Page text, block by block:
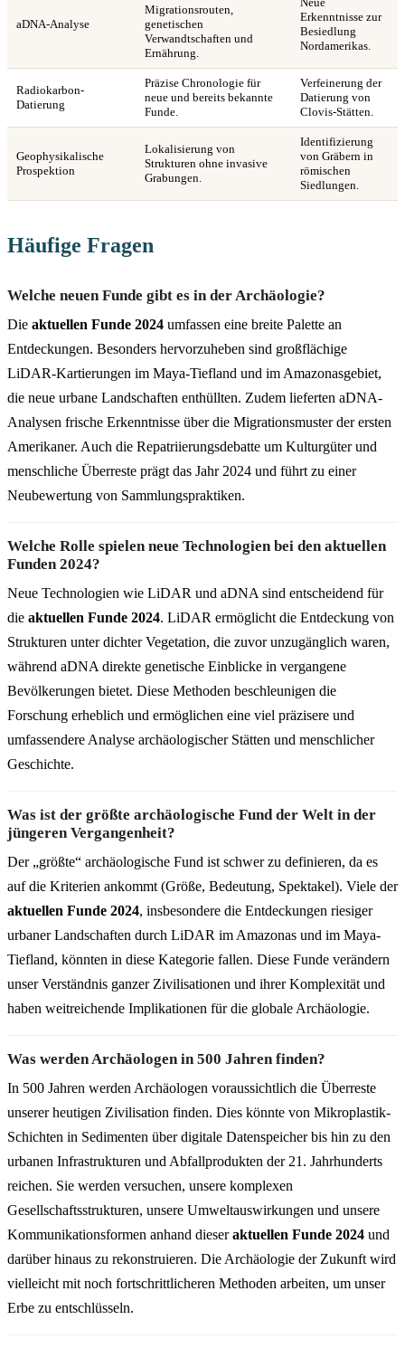
aDNA-Analyse
Migrationsrouten,
genetischen
Verwandtschaften und
Ernährung.
Erkenntnisse zur
Besiedlung
Nordamerikas.
Radiokarbon-
Datierung
Präzise Chronologie für
neue und bereits bekannte
Funde.
Verfeinerung der
Datierung von
Clovis-Stätten.
Geophysikalische
Prospektion
Lokalisierung von
Strukturen ohne invasive
Grabungen.
Identifizierung
von Gräbern in
römischen
Siedlungen.
Häufige Fragen
Welche neuen Funde gibt es in der Archäologie?
Die aktuellen Funde 2024 umfassen eine breite Palette an
Entdeckungen. Besonders hervorzuheben sind großflächige
LiDAR-Kartierungen im Maya-Tiefland und im Amazonasgebiet,
die neue urbane Landschaften enthüllten. Zudem lieferten aDNA-
Analysen frische Erkenntnisse über die Migrationsmuster der ersten
Amerikaner. Auch die Repatriierungsdebatte um Kulturgüter und
menschliche Überreste prägt das Jahr 2024 und führt zu einer
Neubewertung von Sammlungspraktiken.
Welche Rolle spielen neue Technologien bei den aktuellen
Funden 2024?
Neue Technologien wie LiDAR und aDNA sind entscheidend für
die aktuellen Funde 2024. LiDAR ermöglicht die Entdeckung von
Strukturen unter dichter Vegetation, die zuvor unzugänglich waren,
während aDNA direkte genetische Einblicke in vergangene
Bevölkerungen bietet. Diese Methoden beschleunigen die
Forschung erheblich und ermöglichen eine viel präzisere und
umfassendere Analyse archäologischer Stätten und menschlicher
Geschichte.
Was ist der größte archäologische Fund der Welt in der
jüngeren Vergangenheit?
Der „größte“ archäologische Fund ist schwer zu definieren, da es
auf die Kriterien ankommt (Größe, Bedeutung, Spektakel). Viele der
aktuellen Funde 2024, insbesondere die Entdeckungen riesiger
urbaner Landschaften durch LiDAR im Amazonas und im Maya-
Tiefland, könnten in diese Kategorie fallen. Diese Funde verändern
unser Verständnis ganzer Zivilisationen und ihrer Komplexität und
haben weitreichende Implikationen für die globale Archäologie.
Was werden Archäologen in 500 Jahren finden?
In 500 Jahren werden Archäologen voraussichtlich die Überreste
unserer heutigen Zivilisation finden. Dies könnte von Mikroplastik-
Schichten in Sedimenten über digitale Datenspeicher bis hin zu den
urbanen Infrastrukturen und Abfallprodukten der 21. Jahrhunderts
reichen. Sie werden versuchen, unsere komplexen
Gesellschaftsstrukturen, unsere Umweltauswirkungen und unsere
Kommunikationsformen anhand dieseraktuellen Funde 2024 und
darüber hinaus zu rekonstruieren. Die Archäologie der Zukunft wird
vielleicht mit noch fortschrittlicheren Methoden arbeiten, um unser
Erbe zu entschlüsseln.